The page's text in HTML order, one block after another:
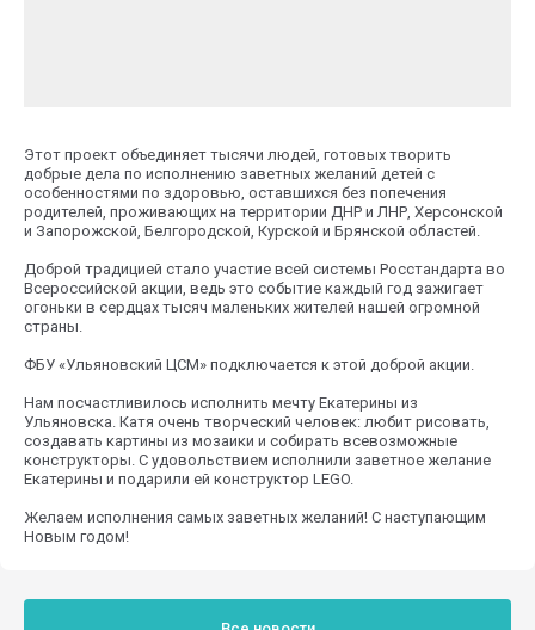
Этот проект объединяет тысячи людей, готовых творить
добрые дела по исполнению заветных желаний детей с
особенностями по здоровью, оставшихся без попечения
родителей, проживающих на территории ДНР и ЛНР, Херсонской
и Запорожской, Белгородской, Курской и Брянской областей.
Доброй традицией стало участие всей системы Росстандарта во
Всероссийской акции, ведь это событие каждый год зажигает
огоньки в сердцах тысяч маленьких жителей нашей огромной
страны.
ФБУ «Ульяновский ЦСМ» подключается к этой доброй акции.
Нам посчастливилось исполнить мечту Екатерины из
Ульяновска. Катя очень творческий человек: любит рисовать,
создавать картины из мозаики и собирать всевозможные
конструкторы. С удовольствием исполнили заветное желание
Екатерины и подарили ей конструктор LEGO.
Желаем исполнения самых заветных желаний! С наступающим
Новым годом!